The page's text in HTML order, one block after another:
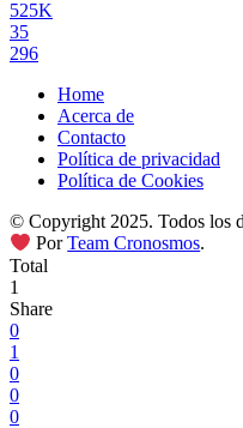
525K
35
296
Home
Acerca de
Contacto
Política de privacidad
Política de Cookies
© Copyright 2025. Todos los
PorTeam Cronosmos.
Total
1
Share
0
1
0
0
0